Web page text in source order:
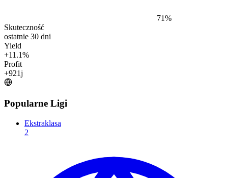
71%
Skuteczność
ostatnie 30 dni
Yield
+11.1%
Profit
+921j
Popularne Ligi
Ekstraklasa
2